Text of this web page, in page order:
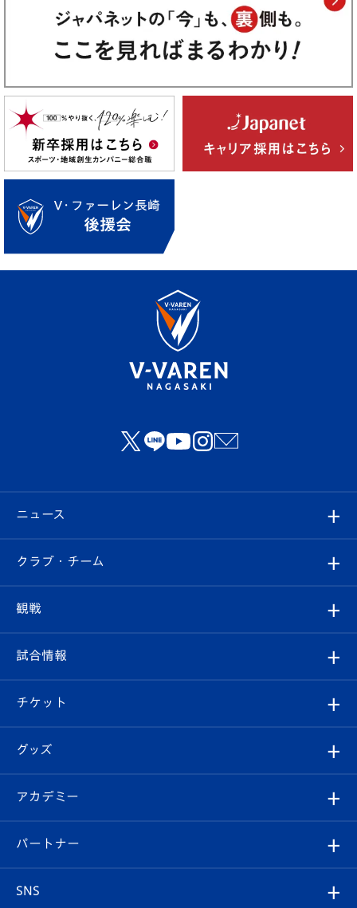
ニュース
すべて
クラブ
試合情報
チケット
イベント
メディア
クラブ・チーム
クラブ概要
エンブレム紹介
スタッフプロフィール
マスコット紹介
観戦
観戦ルール
はじめての観戦ガイド
Revive Team
ヴィヴィくんの長崎おもてなしガイド
試合情報
試合日程/結果
フォトギャラリー
スタジアムグルメ
チケット
チケット
V-LOVERS（ファンクラブ）
プレイヤーズスイート
グッズ
オンラインショップ
店舗情報
アカデミー
育成からのお知らせ
パートナー
SNS